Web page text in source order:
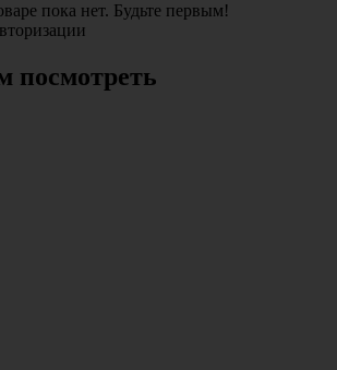
пока нет. Будьте первым!
посмотреть